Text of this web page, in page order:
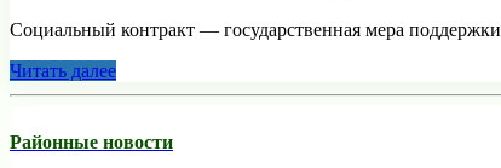
Социальный контракт — государственная мера
Читать далее
Районные новости